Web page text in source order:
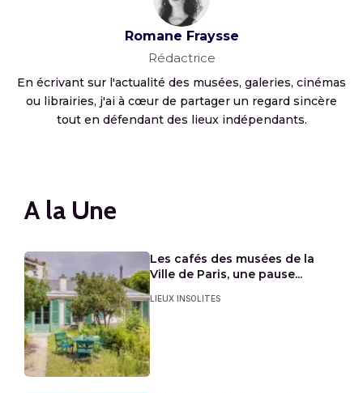
Romane Fraysse
Rédactrice
En écrivant sur l'actualité des musées, galeries, cinémas
ou librairies, j'ai à cœur de partager un regard sincère
tout en défendant des lieux indépendants.
A la Une
Les cafés des musées de la
Ville de Paris, une pause...
LIEUX INSOLITES